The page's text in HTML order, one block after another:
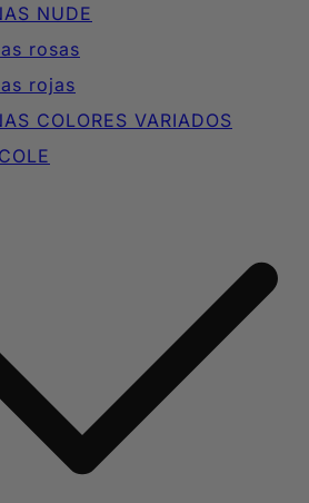
NUDE
rosas
rojas
COLORES VARIADOS